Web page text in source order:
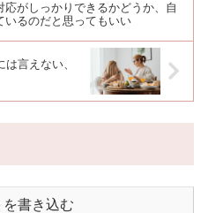
応がしっかりできるかどうか、自
いるのだと思ってもいい
言えない、
を書き込む